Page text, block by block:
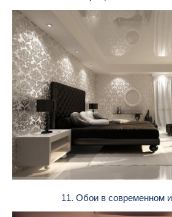
11. Обои в современном